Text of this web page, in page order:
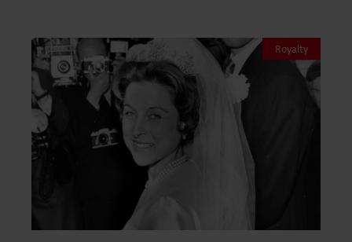
Royalty